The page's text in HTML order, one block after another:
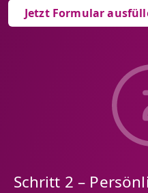
Jetzt Formular
Schritt 2 –